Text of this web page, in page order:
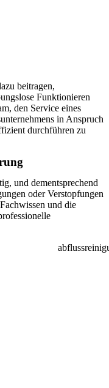
beitragen,
Funktionieren
den Service eines
in Anspruch
durchführen zu
und dementsprechend
oder Verstopfungen
und die